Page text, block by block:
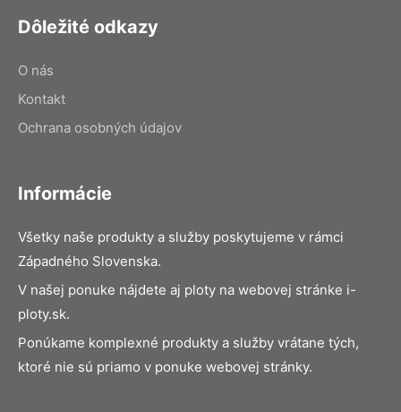
Dôležité odkazy
O nás
Kontakt
Ochrana osobných údajov
Informácie
Všetky naše produkty a služby poskytujeme v rámci
Západného Slovenska.
V našej ponuke nájdete aj ploty na webovej stránke i-
ploty.sk.
Ponúkame komplexné produkty a služby vrátane tých,
ktoré nie sú priamo v ponuke webovej stránky.